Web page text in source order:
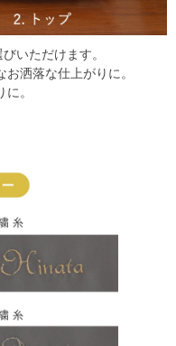
いただけます。
洒落な仕上がりに。
。